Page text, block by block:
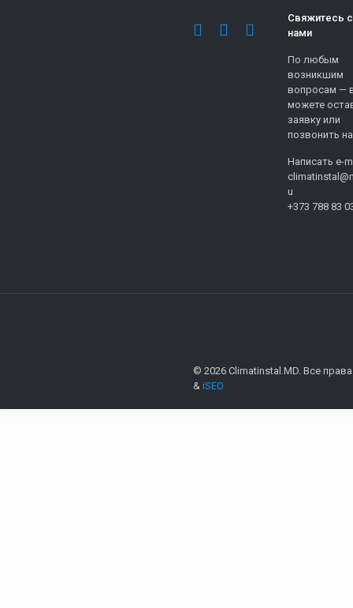
Свяжитесь с
нами
По любым
возникшим
вопросам —
можете
заявку или
позвонить
Написать e-
u
+373 788 83
© 2026 Climatinstal.MD. Все
& iSEO